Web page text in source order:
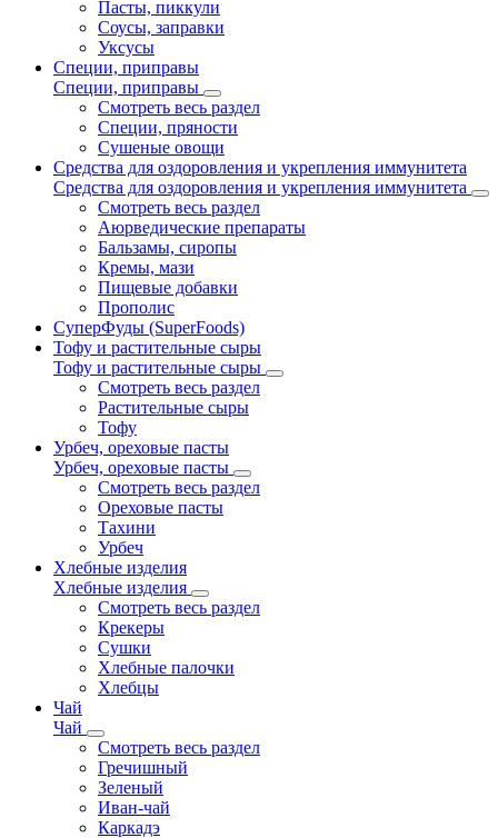
Пасты, пиккули
Соусы, заправки
Уксусы
Специи, приправы
Специи, приправы
Смотреть весь раздел
Специи, пряности
Сушеные овощи
Средства для оздоровления и укрепления иммунитета
Средства для оздоровления и укрепления иммунитета
Смотреть весь раздел
Аюрведические препараты
Бальзамы, сиропы
Кремы, мази
Пищевые добавки
Прополис
СуперФуды (SuperFoods)
Тофу и растительные сыры
Тофу и растительные сыры
Смотреть весь раздел
Растительные сыры
Тофу
Урбеч, ореховые пасты
Урбеч, ореховые пасты
Смотреть весь раздел
Ореховые пасты
Тахини
Урбеч
Хлебные изделия
Хлебные изделия
Смотреть весь раздел
Крекеры
Сушки
Хлебные палочки
Хлебцы
Чай
Чай
Смотреть весь раздел
Гречишный
Зеленый
Иван-чай
Каркадэ